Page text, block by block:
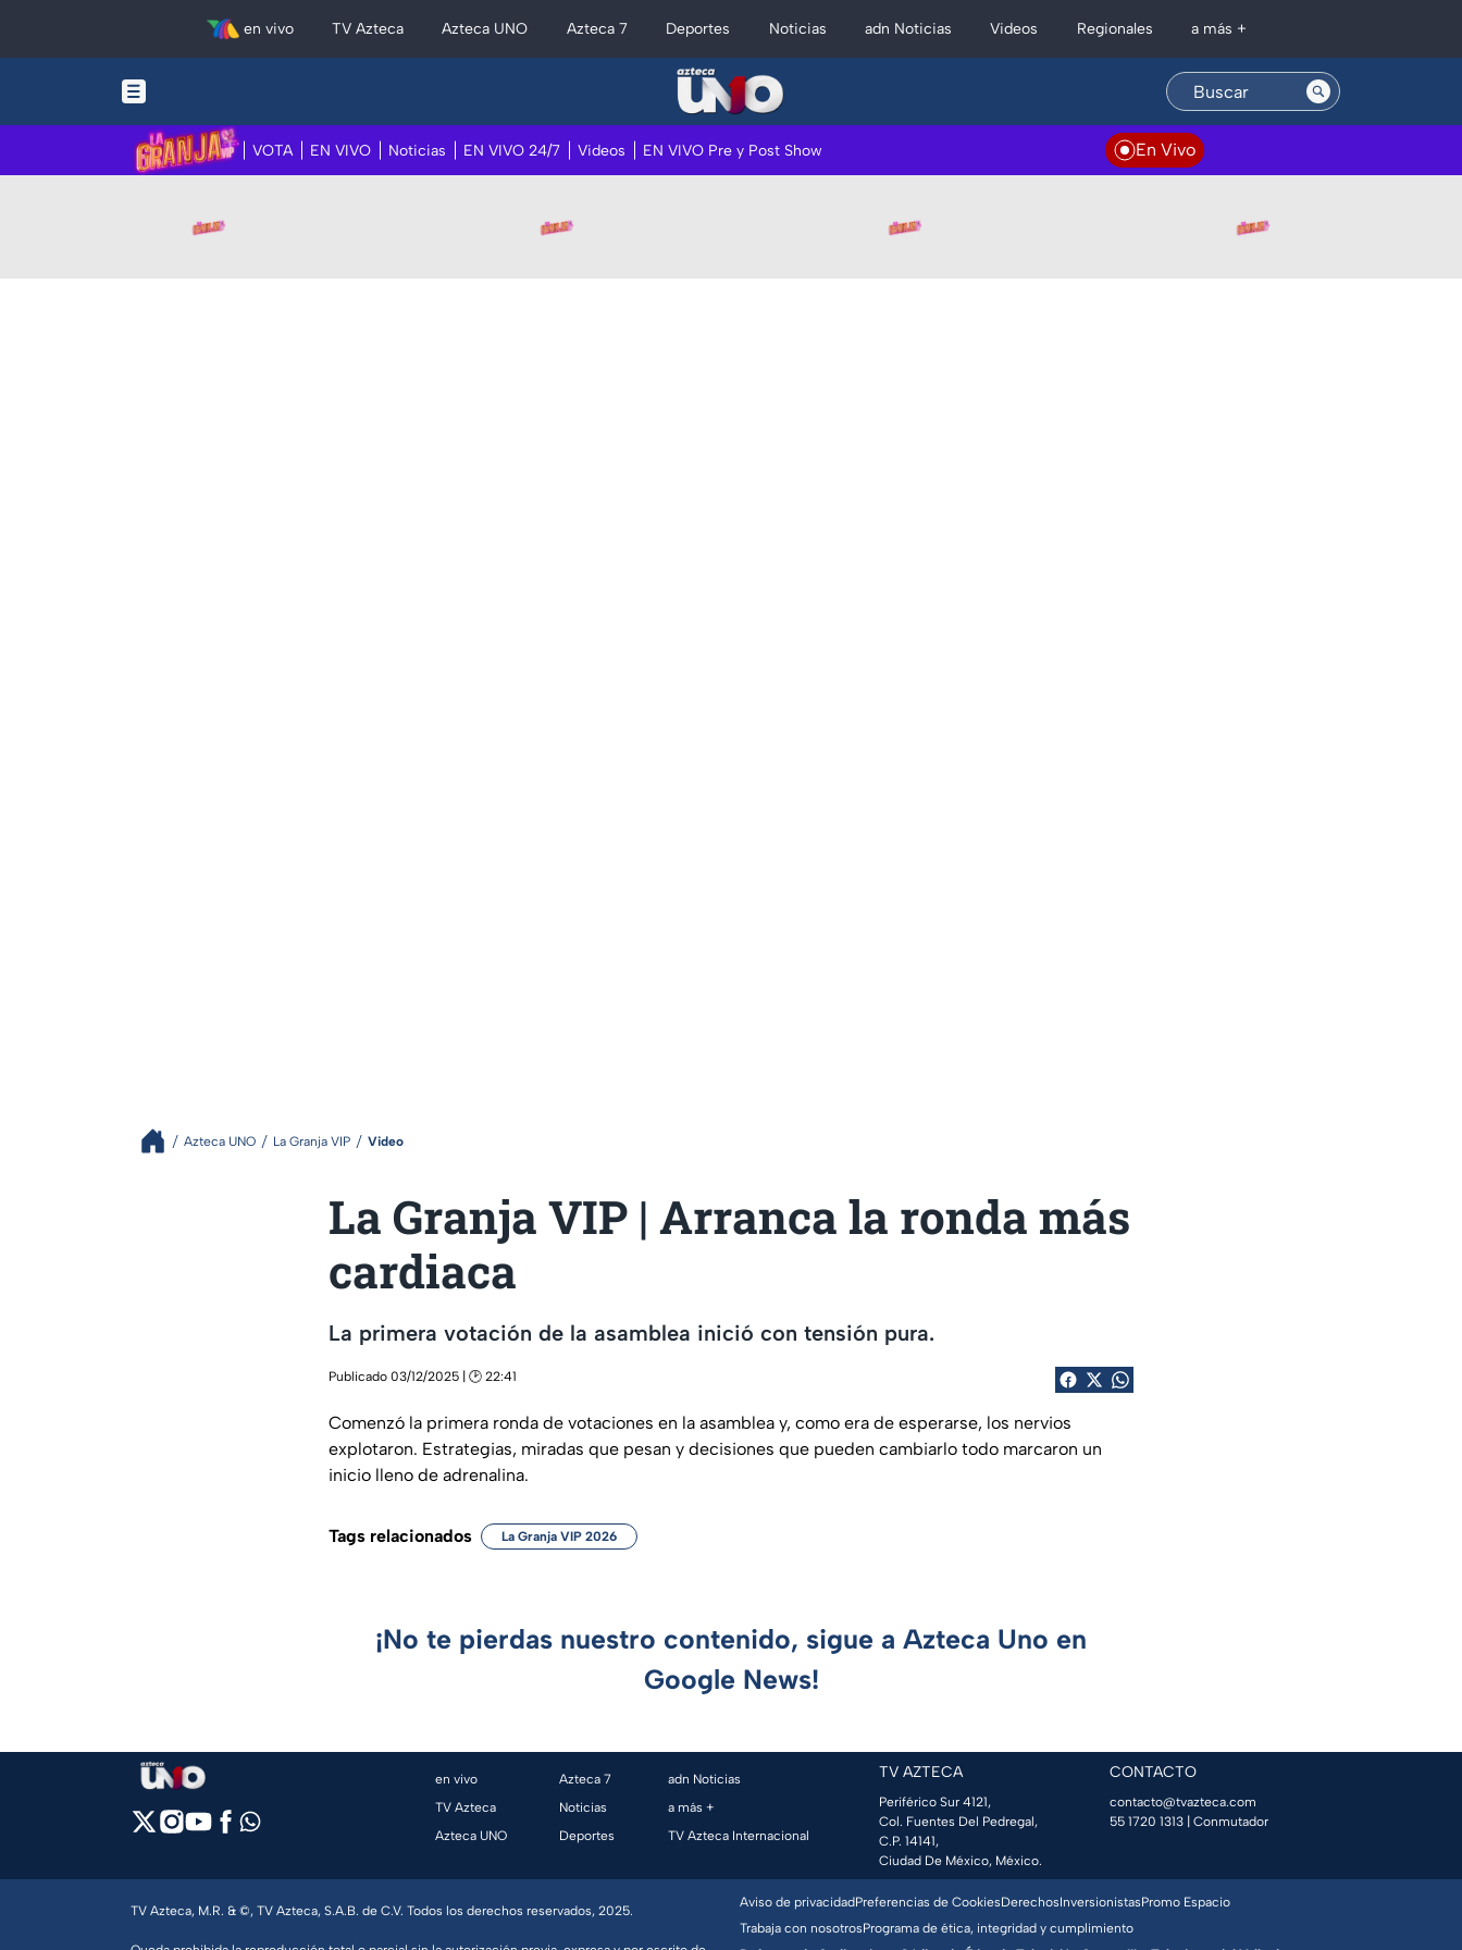
en vivo TV Azteca Azteca UNO Azteca 7 Deportes Noticias adn Noticias Videos Regionales a más +
VOTA EN VIVO Noticias EN VIVO 24/7 Videos EN VIVO Pre y Post Show En Vivo
Azteca UNO La Granja VIP Video
La Granja VIP | Arranca la ronda más
cardiaca
La primera votación de la asamblea inició con tensión pura.
Publicado 03/12/2025 | 🕑 22:41
Comenzó la primera ronda de votaciones en la asamblea y, como era de esperarse, los nervios
explotaron. Estrategias, miradas que pesan y decisiones que pueden cambiarlo todo marcaron un
inicio lleno de adrenalina.
Tags relacionados La Granja VIP 2026
¡No te pierdas nuestro contenido, sigue a Azteca Uno en
Google News!
en vivo
TV Azteca
Azteca UNO
Azteca 7
Noticias
Deportes
adn Noticias
a más +
TV Azteca Internacional
TV AZTECA
Periférico Sur 4121,
Col. Fuentes Del Pedregal,
C.P. 14141,
Ciudad De México, México.
CONTACTO
contacto@tvazteca.com
55 1720 1313 | Conmutador
TV Azteca, M.R. & ©, TV Azteca, S.A.B. de C.V. Todos los derechos reservados, 2025.
Aviso de privacidadPreferencias de CookiesDerechosInversionistasPromo Espacio
Trabaja con nosotrosPrograma de ética, integridad y cumplimiento